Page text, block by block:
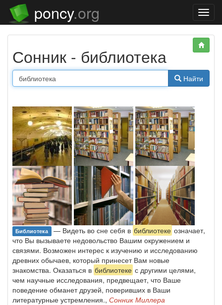
poncy.org
Сонник - библиотека
Найти
Библиотека — Видеть во сне себя в библиотеке означает,
что Вы вызываете недовольство Вашим окружением и
связями. Возможен интерес к изучению и исследованию
древних обычаев, который принесет Вам новые
знакомства. Оказаться в библиотеке с другими целями,
чем научные исследования, предвещает, что Ваше
поведение обманет друзей, поверивших в Ваши
литературные устремления., Сонник Миллера